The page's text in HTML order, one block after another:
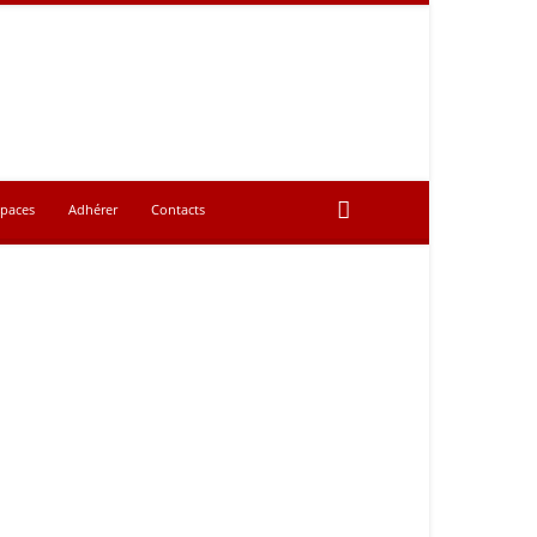
Adhérer Contacts